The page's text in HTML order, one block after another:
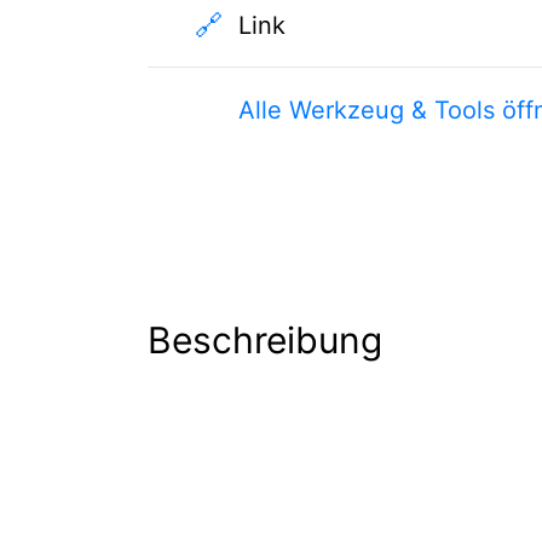
🔗 Link
Alle Werkzeug & Tools
Beschreibung